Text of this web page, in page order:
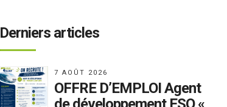
Derniers articles
7 AOÛT 2026
OFFRE D’EMPLOI Agent